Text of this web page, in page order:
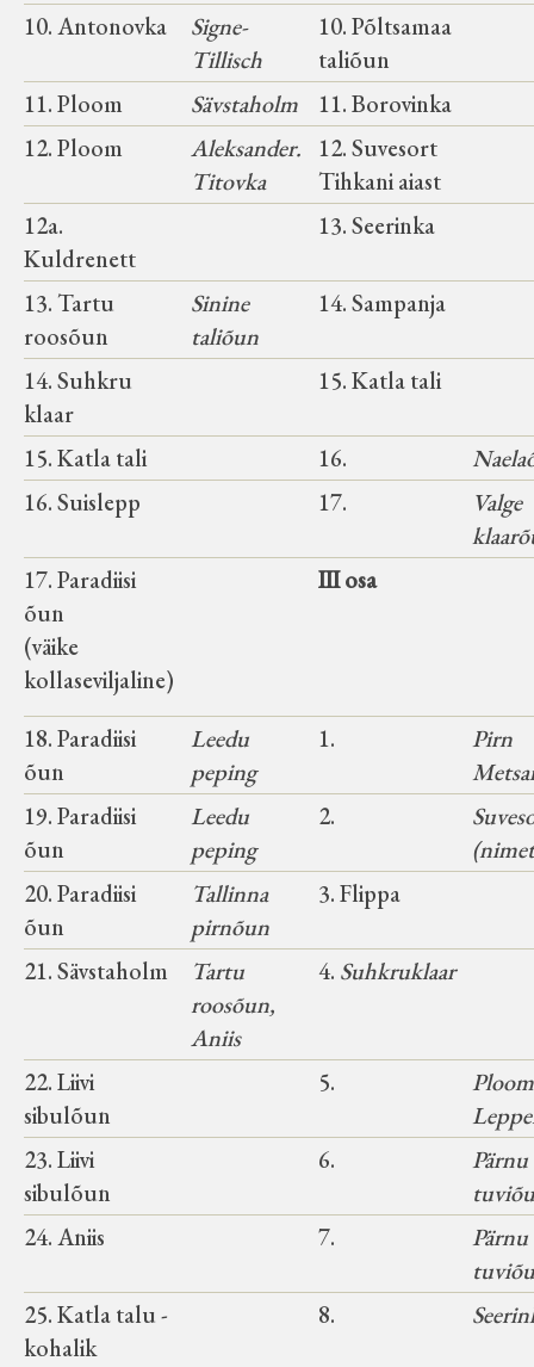
10. Antonovka
Signe-
Tillisch
10. Põltsamaa
taliõun
11. Ploom
Sävstaholm
11. Borovinka
12. Ploom
Aleksander.
Titovka
12. Suvesort
Tihkani aiast
12a.
Kuldrenett
13. Seerinka
13. Tartu
roosõun
Sinine
taliõun
14. Sampanja
14. Suhkru
klaar
15. Katla tali
15. Katla tali 16.
16. Suislepp
17.
Valge
17. Paradiisi
õun
(väike
kollaseviljaline)
III osa
18. Paradiisi
õun
Leedu
peping
1.
Pirn
19. Paradiisi
õun
Leedu
peping
2.
20. Paradiisi
õun
Tallinna
pirnõun
3. Flippa
21. Sävstaholm
Tartu
roosõun,
Aniis
4. Suhkruklaar
22. Liivi
sibulõun
5.
23. Liivi
sibulõun
6.
Pärnu
24. Aniis
7.
Pärnu
25. Katla talu -
kohalik
8.